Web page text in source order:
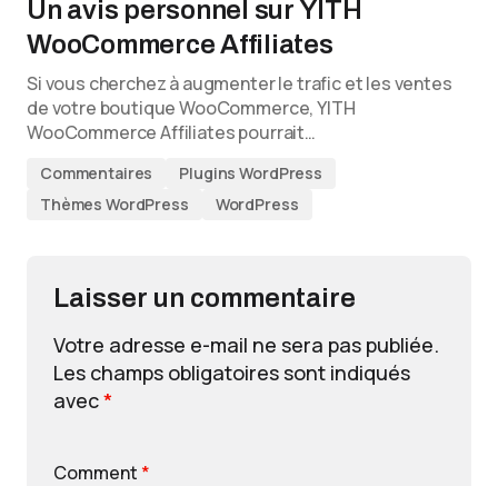
Un avis personnel sur YITH
WooCommerce Affiliates
Si vous cherchez à augmenter le trafic et les ventes
de votre boutique WooCommerce, YITH
WooCommerce Affiliates pourrait…
Commentaires
Plugins WordPress
Thèmes WordPress
WordPress
Laisser un commentaire
Votre adresse e-mail ne sera pas publiée.
Les champs obligatoires sont indiqués
avec*
Comment *